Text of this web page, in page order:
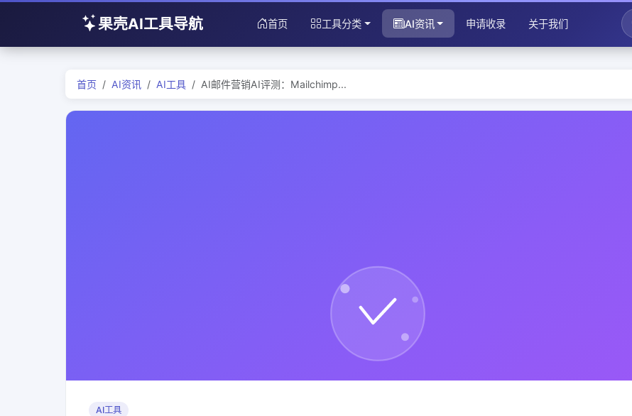
果壳AI工具导航 首页 工具分类 AI资讯 申请收录 关于我们
首页 AI资讯 AI工具 AI邮件营销AI评测：Mailchimp...
AI工具